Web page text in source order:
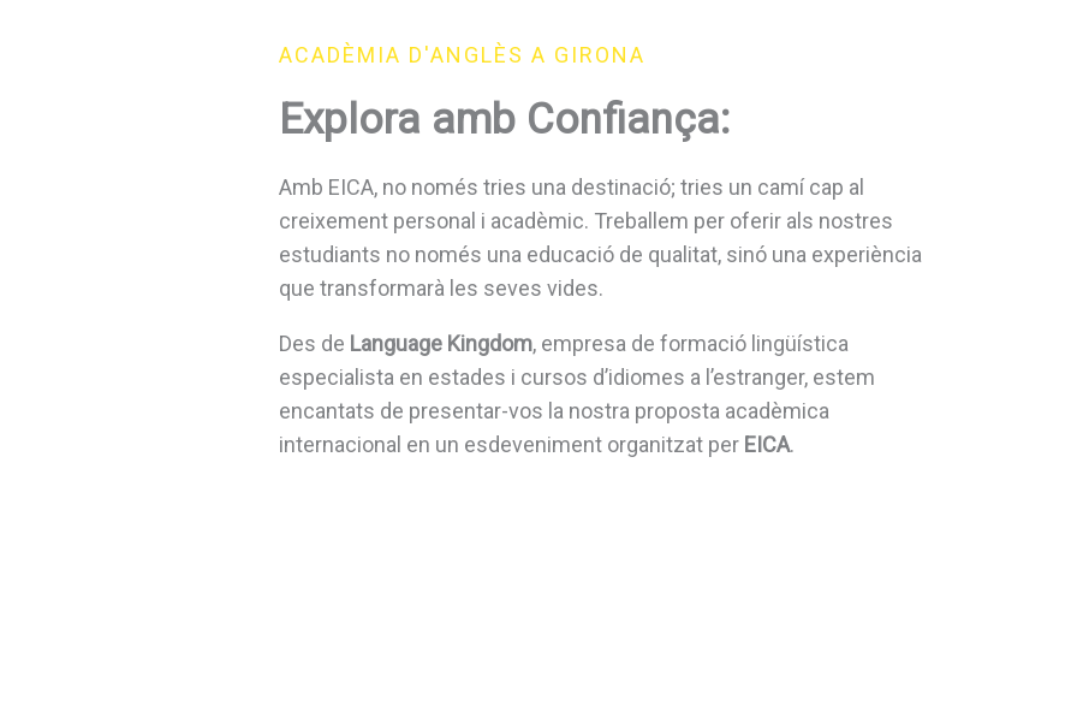
ACADÈMIA D'ANGLÈS A GIRONA
Explora amb Confiança:
Amb EICA, no només tries una destinació; tries un camí cap al
creixement personal i acadèmic. Treballem per oferir als nostres
estudiants no només una educació de qualitat, sinó una experiència
que transformarà les seves vides.
Des de Language Kingdom, empresa de formació lingüística
especialista en estades i cursos d’idiomes a l’estranger, estem
encantats de presentar-vos la nostra proposta acadèmica
internacional en un esdeveniment organitzat per EICA.